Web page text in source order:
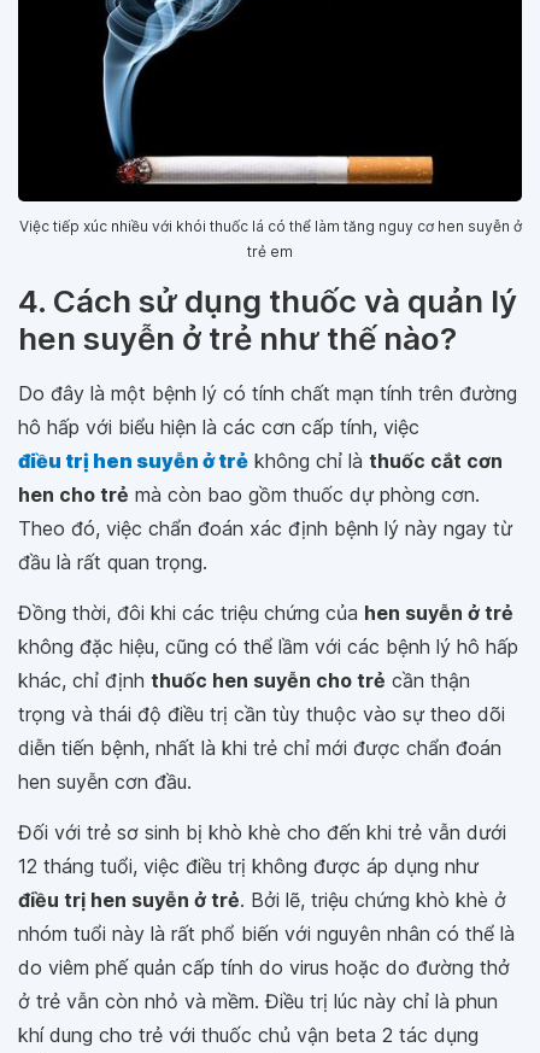
Việc tiếp xúc nhiều với khói thuốc lá có thể làm tăng nguy cơ hen suyễn ở
trẻ em
4. Cách sử dụng thuốc và quản lý
hen suyễn ở trẻ như thế nào?
Do đây là một bệnh lý có tính chất mạn tính trên đường
hô hấp với biểu hiện là các cơn cấp tính, việc
điều trị hen suyễn ở trẻ không chỉ là thuốc cắt cơn
hen cho trẻ mà còn bao gồm thuốc dự phòng cơn.
Theo đó, việc chẩn đoán xác định bệnh lý này ngay từ
đầu là rất quan trọng.
Đồng thời, đôi khi các triệu chứng của hen suyễn ở trẻ
không đặc hiệu, cũng có thể lầm với các bệnh lý hô hấp
khác, chỉ định thuốc hen suyễn cho trẻ cần thận
trọng và thái độ điều trị cần tùy thuộc vào sự theo dõi
diễn tiến bệnh, nhất là khi trẻ chỉ mới được chẩn đoán
hen suyễn cơn đầu.
Đối với trẻ sơ sinh bị khò khè cho đến khi trẻ vẫn dưới
12 tháng tuổi, việc điều trị không được áp dụng như
điều trị hen suyễn ở trẻ. Bởi lẽ, triệu chứng khò khè ở
nhóm tuổi này là rất phổ biến với nguyên nhân có thể là
do viêm phế quản cấp tính do virus hoặc do đường thở
ở trẻ vẫn còn nhỏ và mềm. Điều trị lúc này chỉ là phun
khí dung cho trẻ với thuốc chủ vận beta 2 tác dụng